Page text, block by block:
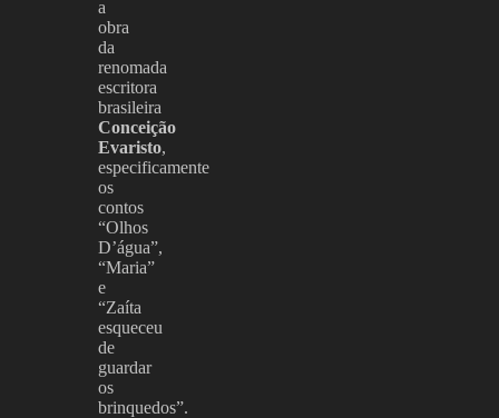
a
obra
da
renomada
escritora
brasileira
Conceição
Evaristo,
especificamente
os
contos
“Olhos
D’água”,
“Maria”
e
“Zaíta
esqueceu
de
guardar
os
brinquedos”.